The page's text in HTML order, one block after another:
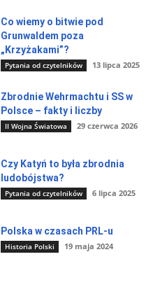
Co wiemy o bitwie pod
Grunwaldem poza
„Krzyżakami”?
Pytania od czytelników 13 lipca 2025
Zbrodnie Wehrmachtu i SS w
Polsce – fakty i liczby
II Wojna Światowa 29 czerwca 2026
Czy Katyń to była zbrodnia
ludobójstwa?
Pytania od czytelników 6 lipca 2025
Polska w czasach PRL-u
Historia Polski 19 maja 2024